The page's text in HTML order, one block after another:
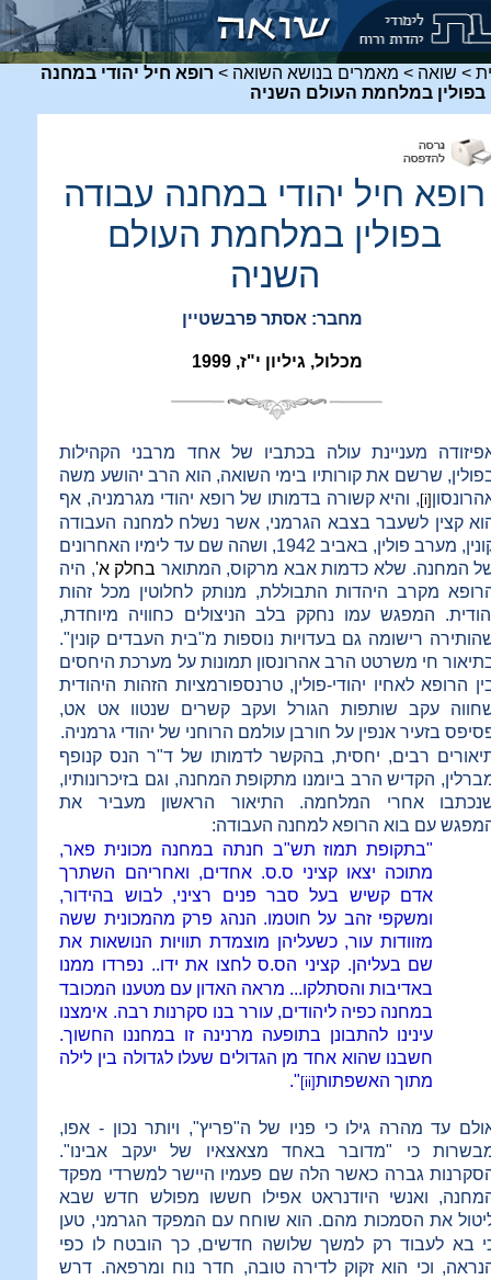
> שואה > מאמרים בנושא השואה > רופא חיל יהודי במחנה
בפולין במלחמת העולם השניה
רופא חיל יהודי במחנה עבודה
בפולין במלחמת העולם
השניה
מחבר: אסתר פרבשטיין
מכלול, גיליון י"ז, 1999
מעניינת עולה בכתביו של אחד מרבני הקהילות
שרשם את קורותיו בימי השואה, הוא הרב יהושע משה
[i] , והיא קשורה בדמותו של רופא יהודי מגרמניה, אף
קצין לשעבר בצבא הגרמני, אשר נשלח למחנה העבודה
קונין, מערב פולין, באביב 1942, ושהה שם עד לימיו האחרונים
המחנה. שלא כדמות אבא מרקוס, המתואר בחלק א', היה
מקרב היהדות התבוללת, מנותק לחלוטין מכל זהות
המפגש עמו נחקק בלב הניצולים כחוויה מיוחדת,
רישומה גם בעדויות נוספות מ"בית העבדים קונין".
חי משרטט הרב אהרונסון תמונות על מערכת היחסים
הרופא לאחיו יהודי-פולין, טרנספורמציות הזהות היהודית
עקב שותפות הגורל ועקב קשרים שנטוו אט אט,
בזעיר אנפין על חורבן עולמם הרוחני של יהודי גרמניה.
רבים, יחסית, בהקשר לדמותו של ד"ר הנס קנופף
הקדיש הרב ביומנו מתקופת המחנה, וגם בזיכרונותיו,
אחרי המלחמה. התיאור הראשון מעביר את
עם בוא הרופא למחנה העבודה:
"בתקופת תמוז תש"ב חנתה במחנה מכונית פאר,
מתוכה יצאו קציני ס.ס. אחדים, ואחריהם השתרך
אדם קשיש בעל סבר פנים רציני, לבוש בהידור,
ומשקפי זהב על חוטמו. הנהג פרק מהמכונית ששה
מזוודות עור, כשעליהן מוצמדת תוויות הנושאות את
שם בעליהן. קציני הס.ס לחצו את ידו.. נפרדו ממנו
באדיבות והסתלקו... מראה האדון עם מטענו המכובד
במחנה כפיה ליהודים, עורר בנו סקרנות רבה. אימצנו
עינינו להתבונן בתופעה מרנינה זו במחננו החשוך.
חשבנו שהוא אחד מן הגדולים שעלו לגדולה בין לילה
מתוך האשפתות[ii]
".
עד מהרה גילו כי פניו של ה"פריץ", ויותר נכון - אפו,
כי "מדובר באחד מצאצאיו של יעקב אבינו".
גברה כאשר הלה שם פעמיו היישר למשרדי מפקד
ואנשי היודנראט אפילו חששו מפולש חדש שבא
את הסמכות מהם. הוא שוחח עם המפקד הגרמני, טען
בא לעבוד רק למשך שלושה חדשים, כך הובטח לו כפי
וכי הוא זקוק לדירה טובה, חדר נוח ומרפאה. דרש